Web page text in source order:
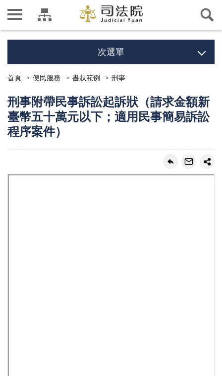
次選單
首頁 便民服務 書狀範例 刑事
刑事附帶民事訴訟起訴狀（請求金額新
臺幣五十萬元以下；適用民事簡易訴訟
程序案件）